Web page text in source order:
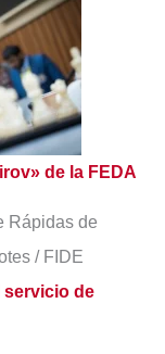
de la FEDA
servicio de